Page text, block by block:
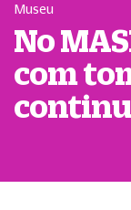
Museu
No
com